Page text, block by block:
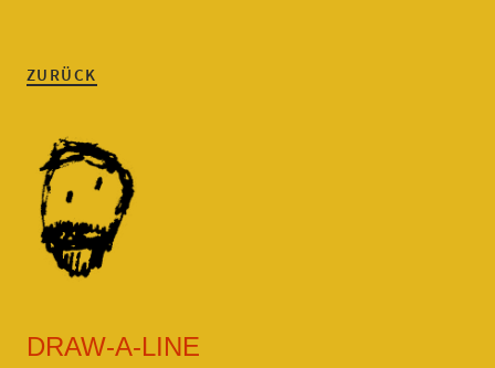
ZURÜCK
DRAW-A-LINE